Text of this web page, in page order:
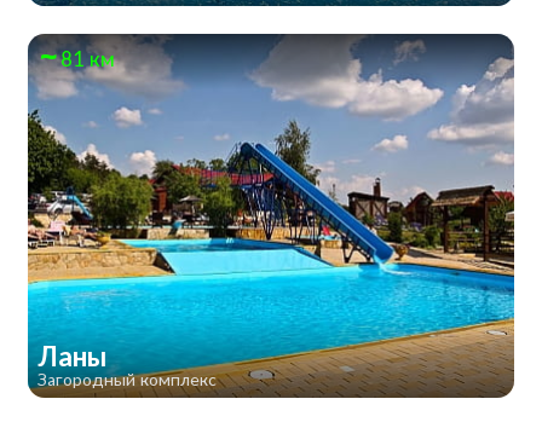
81 км
Ланы
Загородный комплекс